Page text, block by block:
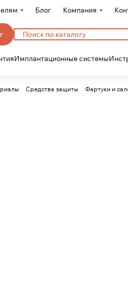
Блог Компания
Имплантационные системы
Средства защиты Фартуки и